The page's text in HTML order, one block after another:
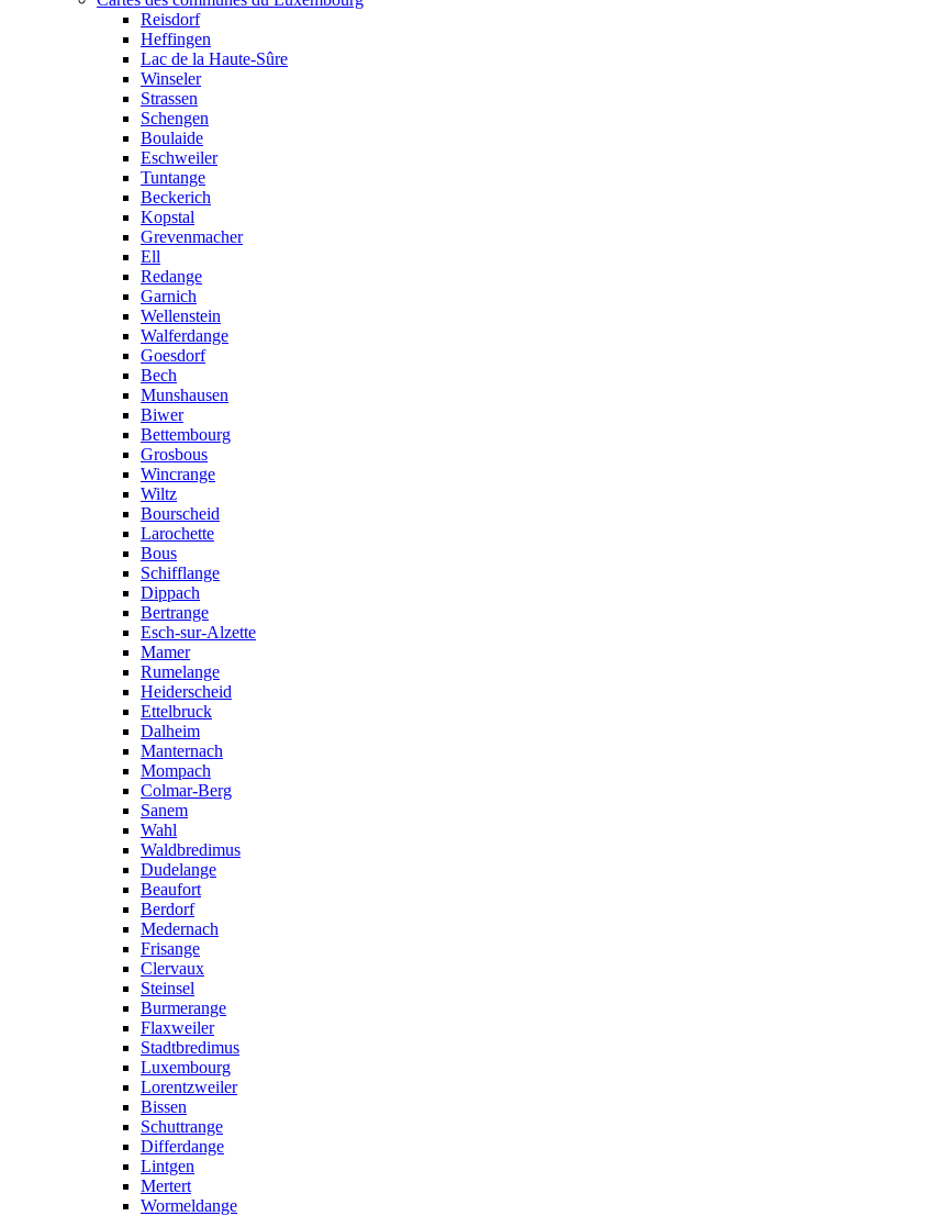
Reisdorf
Heffingen
Lac de la Haute-Sûre
Winseler
Strassen
Schengen
Boulaide
Eschweiler
Tuntange
Beckerich
Kopstal
Grevenmacher
Ell
Redange
Garnich
Wellenstein
Walferdange
Goesdorf
Bech
Munshausen
Biwer
Bettembourg
Grosbous
Wincrange
Wiltz
Bourscheid
Larochette
Bous
Schifflange
Dippach
Bertrange
Esch-sur-Alzette
Mamer
Rumelange
Heiderscheid
Ettelbruck
Dalheim
Manternach
Mompach
Colmar-Berg
Sanem
Wahl
Waldbredimus
Dudelange
Beaufort
Berdorf
Medernach
Frisange
Clervaux
Steinsel
Burmerange
Flaxweiler
Stadtbredimus
Luxembourg
Lorentzweiler
Bissen
Schuttrange
Differdange
Lintgen
Mertert
Wormeldange